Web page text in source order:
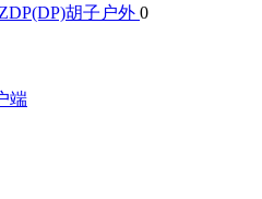
胡子户外 0
端